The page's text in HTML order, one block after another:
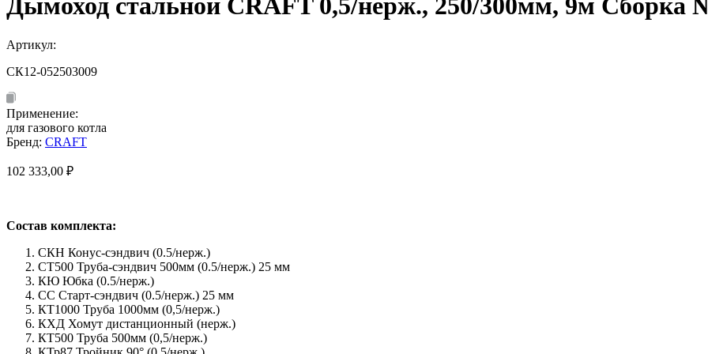
Дымоход стальной CRAFT 0,5/нерж., 250/300мм, 9м Сборка
Артикул:
СК12-052503009
Применение:
для газового котла
Бренд: CRAFT
102 333,00 ₽
Состав комплекта:
СКН Конус-сэндвич (0.5/нерж.)
СТ500 Труба-сэндвич 500мм (0.5/нерж.) 25 мм
КЮ Юбка (0.5/нерж.)
СС Старт-сэндвич (0.5/нерж.) 25 мм
КТ1000 Труба 1000мм (0,5/нерж.)
КХД Хомут дистанционный (нерж.)
КТ500 Труба 500мм (0,5/нерж.)